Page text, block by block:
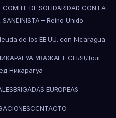
COMITE DE SOLIDARIDAD CON LA
SANDINISTA – Reino Unido
de los EE.UU. con Nicaragua
УВАЖАЕТ СЕБЯ!Долг
Никарагуа
BRIGADAS EUROPEAS
CONTACTO